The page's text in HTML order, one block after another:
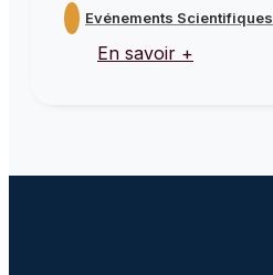
Evénements Scientifiques
En savoir +